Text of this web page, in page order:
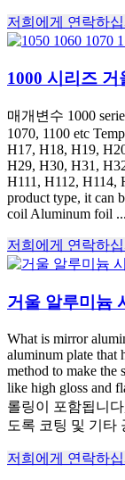
저희에게 연락하
1000 시리즈
매개변수 1000
1070, 1100 etc
H17, H18, H19,
H29, H30, H31,
H111, H112, H114,
product type, it can
coil Aluminum foil ...
저희에게 연락하
거울 알루미늄
What is mirror
aluminum plate that
method to make the
like high gloss and
롤링이 포함됩니
도록 코팅 및 기타
저희에게 연락하